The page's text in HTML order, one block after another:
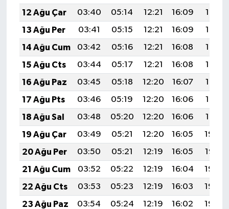
12 Ağu Çar
03:40 05:14 12:21 16:09
19:18
13 Ağu Per
03:41 05:15 12:21 16:09
19:17
14 Ağu Cum
03:42 05:16 12:21 16:08
19:15
15 Ağu Cts
03:44 05:17 12:21 16:08
19:14
16 Ağu Paz
03:45 05:18 12:20 16:07
19:13
17 Ağu Pts
03:46 05:19 12:20 16:06
19:12
18 Ağu Sal
03:48 05:20 12:20 16:06
19:10
19 Ağu Çar
03:49 05:21 12:20 16:05
19:09
20 Ağu Per
03:50 05:21 12:19 16:05
19:07
21 Ağu Cum
03:52 05:22 12:19 16:04
19:06
22 Ağu Cts
03:53 05:23 12:19 16:03
19:05
23 Ağu Paz
03:54 05:24 12:19 16:02
19:03